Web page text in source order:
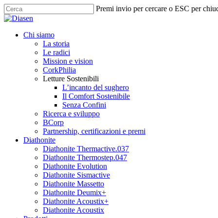
Skip
to
content
Premi invio per cercare o ESC per
Close
search
Menu
Chi siamo
La storia
Le radici
Mission e vision
CorkPhilia
Letture Sostenibili
L’incanto del sughero
Il Comfort Sostenibile
Senza Confini
Ricerca e sviluppo
BCorp
Partnership, certificazioni e premi
Diathonite
Diathonite Thermactive.037
Diathonite Thermostep.047
Diathonite Evolution
Diathonite Sismactive
Diathonite Massetto
Diathonite Deumix+
Diathonite Acoustix+
Diathonite Acoustix